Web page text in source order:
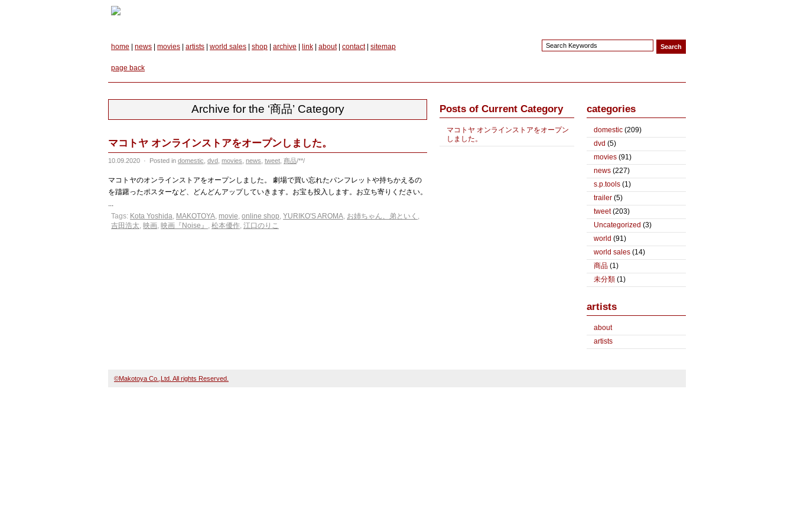
home news movies artists world sales shop archive link about| contact| sitemap
page back
Archive for the ‘商品’ Category
マコトヤ オンラインストアをオープンしました。
10.09.2020 · Posted in domestic dvd movies news tweet 商品/**/
マコトヤのオンラインストアをオープンしました。 劇場で買い忘れたパンフレットや持ちかえるの
を躊躇ったポスターなど、どんどんアップしていきます。お宝も投入します。お立ち寄りください。
...
Tags: Kota Yoshida, MAKOTOYA, movie, online shop, YURIKO'S AROMA, お姉ちゃん、弟といく ,
吉田浩太, 映画, 映画『Noise』 , 松本優作, 江口のりこ
Posts of Current Category
マコトヤ オンラインストアをオープン
しました。
categories
domestic (209)
dvd (5)
movies (91)
news (227)
s.p.tools (1)
trailer (5)
tweet(203)
Uncategorized (3)
world (91)
world sales (14)
商品 (1)
未分類 (1)
artists
about
artists
©Makotoya Co.,Ltd. All rights Reserved.